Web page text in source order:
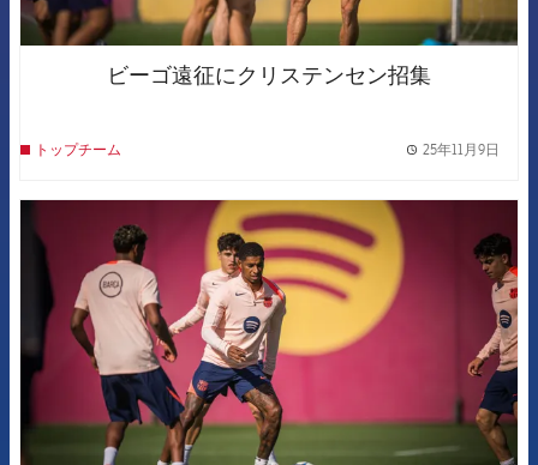
ビーゴ遠征にクリステンセン招集
トップチーム 25年11月9日
FCB Barcelona badge